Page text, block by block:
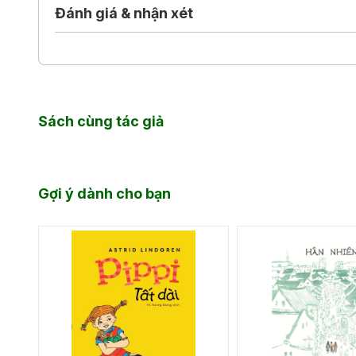
Calvino nói riêng và của nền văn học Ý nói
1963, được giáo viên, phụ huynh và học sinh Ý
Đánh giá & nhận xét
Sách cùng tác giả
Gợi ý dành cho bạn